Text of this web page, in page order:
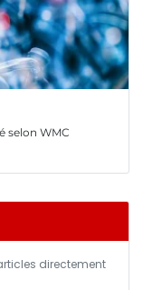
selon WMC
directement